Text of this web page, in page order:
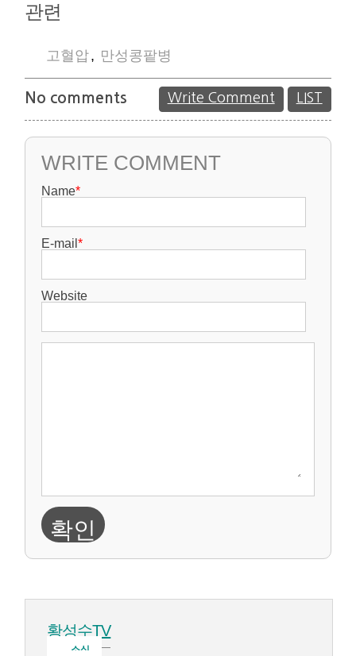
관련
고혈압, 만성콩팥병
No comments Write Comment LIST
WRITE COMMENT
Name*
E-mail*
Website
확인
황성수TV
소식